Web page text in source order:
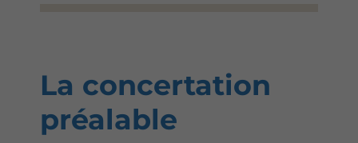
La concertation
préalable